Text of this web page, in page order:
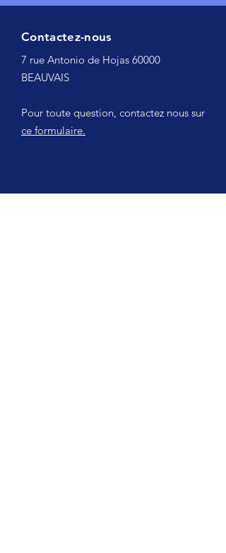
Contactez-nous
7 rue Antonio de Hojas 60000
BEAUVAIS
Pour toute question, contactez nous sur
ce formulaire.